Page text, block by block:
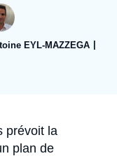
EYL-MAZZEGA
prévoit la
plan de